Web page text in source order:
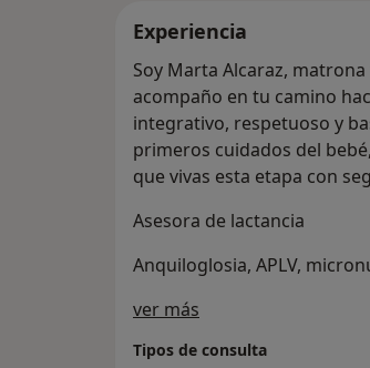
Experiencia
Soy Marta Alcaraz,
acompaño en tu camino
integrativo, respetuoso y
primeros cuidados del
que vivas esta etapa con
Asesora de lactancia
Anquiloglosia, APLV,
ver más
Tipos de consulta